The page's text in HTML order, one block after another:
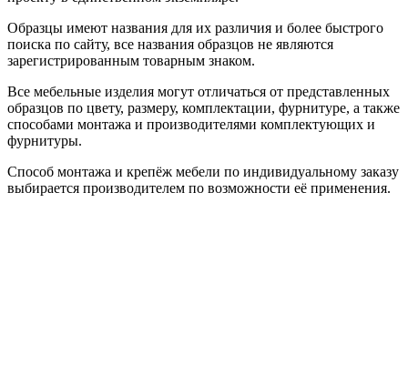
Образцы имеют названия для их различия и более быстрого
поиска по сайту, все названия образцов не являются
зарегистрированным товарным знаком.
Все мебельные изделия могут отличаться от представленных
образцов по цвету, размеру, комплектации, фурнитуре, а также
способами монтажа и производителями комплектующих и
фурнитуры.
Способ монтажа и крепёж мебели по индивидуальному заказу
выбирается производителем по возможности её применения.